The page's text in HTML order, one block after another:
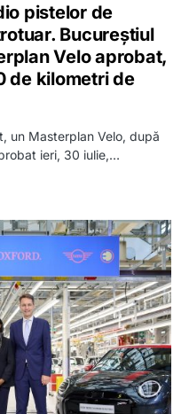
pistelor de
Bucureștiul
Velo aprobat,
de kilometri de
un Masterplan Velo, după
ieri, 30 iulie,…